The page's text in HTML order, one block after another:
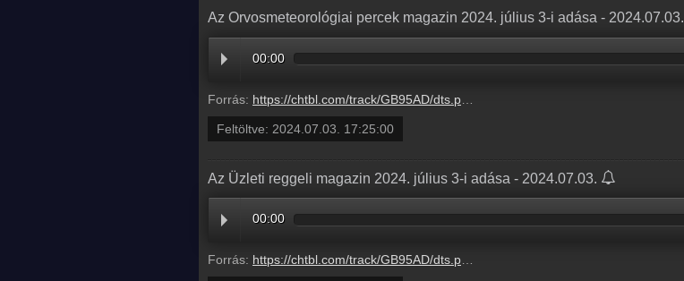
Az Orvosmeteorológiai percek magazin 2024. július 3-i adása - 2024.07.03.
00:00
Forrás: https://chtbl.com/track/GB95AD/dts.podtrac.com/redirect.mp3/infostart.hu/audio/08E54/08E545C8.mp3
Feltöltve: 2024.07.03. 17:25:00
Az Üzleti reggeli magazin 2024. július 3-i adása - 2024.07.03.
00:00
Forrás: https://chtbl.com/track/GB95AD/dts.podtrac.com/redirect.mp3/infostart.hu/audio/CC224/CC224AFD.mp3